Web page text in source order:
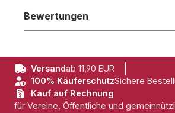
Bewertungen
Versandab 11,90 EUR
100% KäuferschutzSichere
Kauf auf Rechnung
für Vereine, Öffentliche und